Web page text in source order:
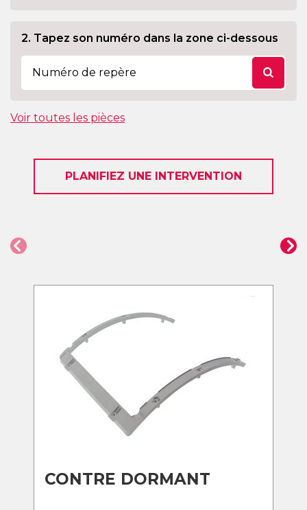
2. Tapez son numéro dans la zone ci-dessous
Voir toutes les pièces
PLANIFIEZ UNE INTERVENTION
CONTRE DORMANT